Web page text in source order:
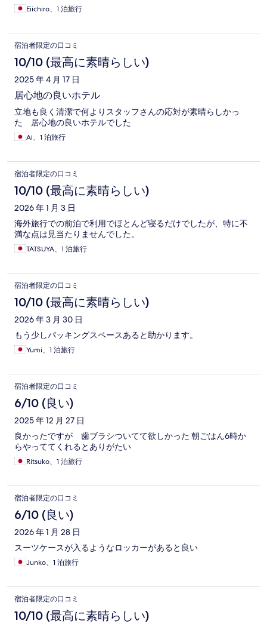
Eiichiro、1 泊旅行
宿泊者限定の口コミ
10/10 (最高に素晴らしい)
2025 年 4 月 17 日
居心地の良いホテル
立地も良く清潔で何よりスタッフさんの応対が素晴らしかっ
た 居心地の良いホテルでした
Ai、1 泊旅行
宿泊者限定の口コミ
10/10 (最高に素晴らしい)
2026 年 1 月 3 日
海外旅行での前泊で利用でほとんど寝るだけでしたが、特に不
満な点は見当たりませんでした。
TATSUYA、1 泊旅行
宿泊者限定の口コミ
10/10 (最高に素晴らしい)
2026 年 3 月 30 日
もう少しパッキングスペースあると助かります。
Yumi、1 泊旅行
宿泊者限定の口コミ
6/10 (良い)
2025 年 12 月 27 日
良かったですが 歯ブラシついてて欲しかった 朝ごはん6時か
らやっててくれるとありがたい
Ritsuko、1 泊旅行
宿泊者限定の口コミ
6/10 (良い)
2026 年 1 月 28 日
スーツケースが入るようなロッカーがあると良い
Junko、1 泊旅行
宿泊者限定の口コミ
10/10 (最高に素晴らしい)